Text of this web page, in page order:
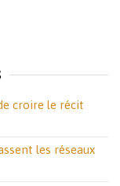
croire le récit
les réseaux